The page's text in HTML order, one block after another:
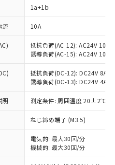
1a+1b
流 10A
抵抗負荷(AC-12): AC24V 10A/
誘導負荷(AC-15): AC24V
抵抗負荷(DC-12): DC24V 8A/
誘導負荷(DC-13): DC24V 4A/
明 測定条件: 周囲温度 20±2℃、
ねじ締め端子 (M3.5)
電気的: 最大30回/分
機械的: 最大30回/分
いただき、同意のうえ
当社制御機器事業取扱
状況および標準価格
せていただくもので
業取扱商品の中には、
指令（10物質）の
品が提供可能な商品で
指令（10物質）の非含
切り替える予定のある
指令（10物質）の
品で、対応品を出す予
指令（10物質）の
調査中または確認中の
料など無形物で、有
い商品です。
含有率が中国RoHSの
を示します。